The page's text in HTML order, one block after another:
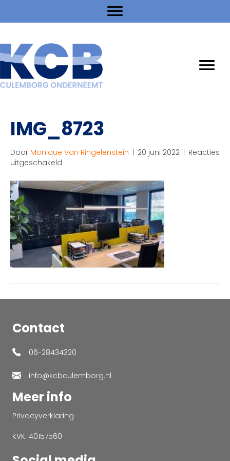
IMG_8723
Door Monique Van Ringelenstein | 20 juni 2022 | Reacties
uitgeschakeld
Contact
06-28434320
info@kcbculemborg.nl
Meer info
Privacyverklaring
KVK: 40157560